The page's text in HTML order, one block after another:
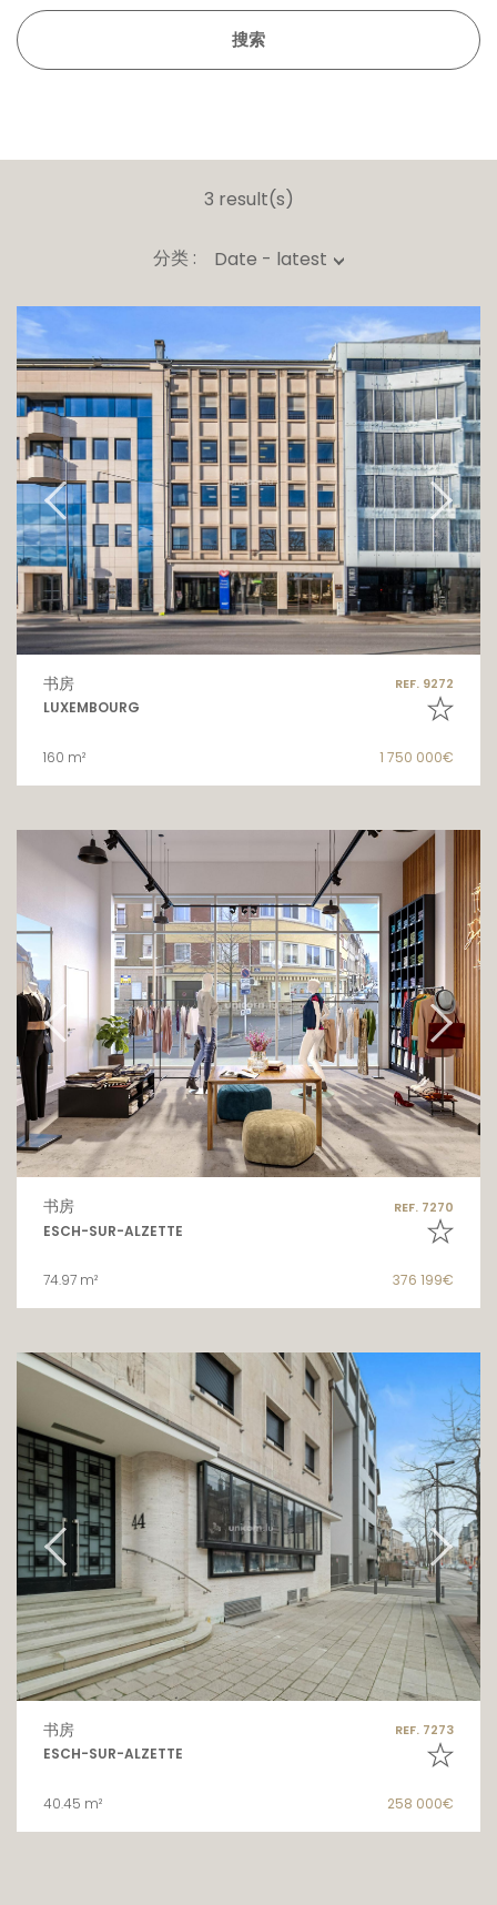
搜索
3 result(s)
分类 : Date - latest
书房 REF. 9272
LUXEMBOURG
160 m² 1 750 000€
书房 REF. 7270
ESCH-SUR-ALZETTE
74.97 m² 376 199€
书房 REF. 7273
ESCH-SUR-ALZETTE
40.45 m² 258 000€